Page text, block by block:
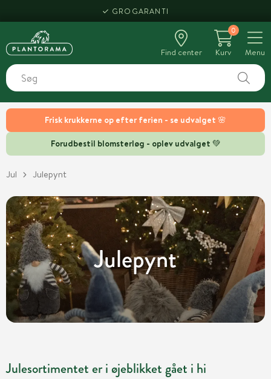
Frisk krukkerne op efter ferien - se udvalget 🌸
Forudbestil blomsterløg - oplev udvalget 💚
HENT SAMME DAG
Find center
0
Kurv
Menu
Jul Julepynt
Julepynt
Julesortimentet er i øjeblikket gået i hi